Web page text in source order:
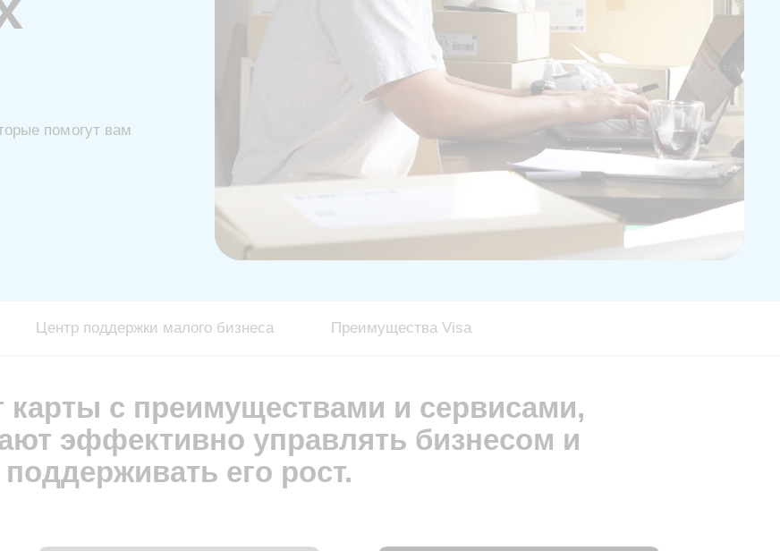
помогут вам
Центр поддержки малого бизнеса Преимущества Visa
карты с преимуществами и сервисами,
эффективно управлять бизнесом и
поддерживать его рост.